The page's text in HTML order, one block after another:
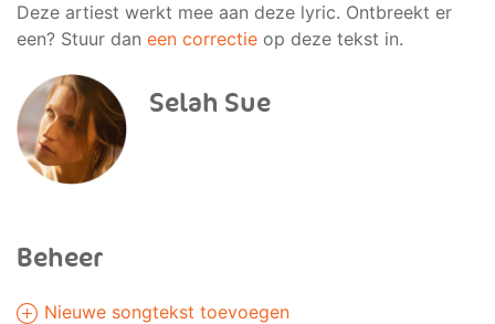
Deze artiest werkt mee aan deze lyric. Ontbreekt er
een? Stuur dan een correctie op deze tekst in.
Selah Sue
Beheer
Nieuwe songtekst toevoegen